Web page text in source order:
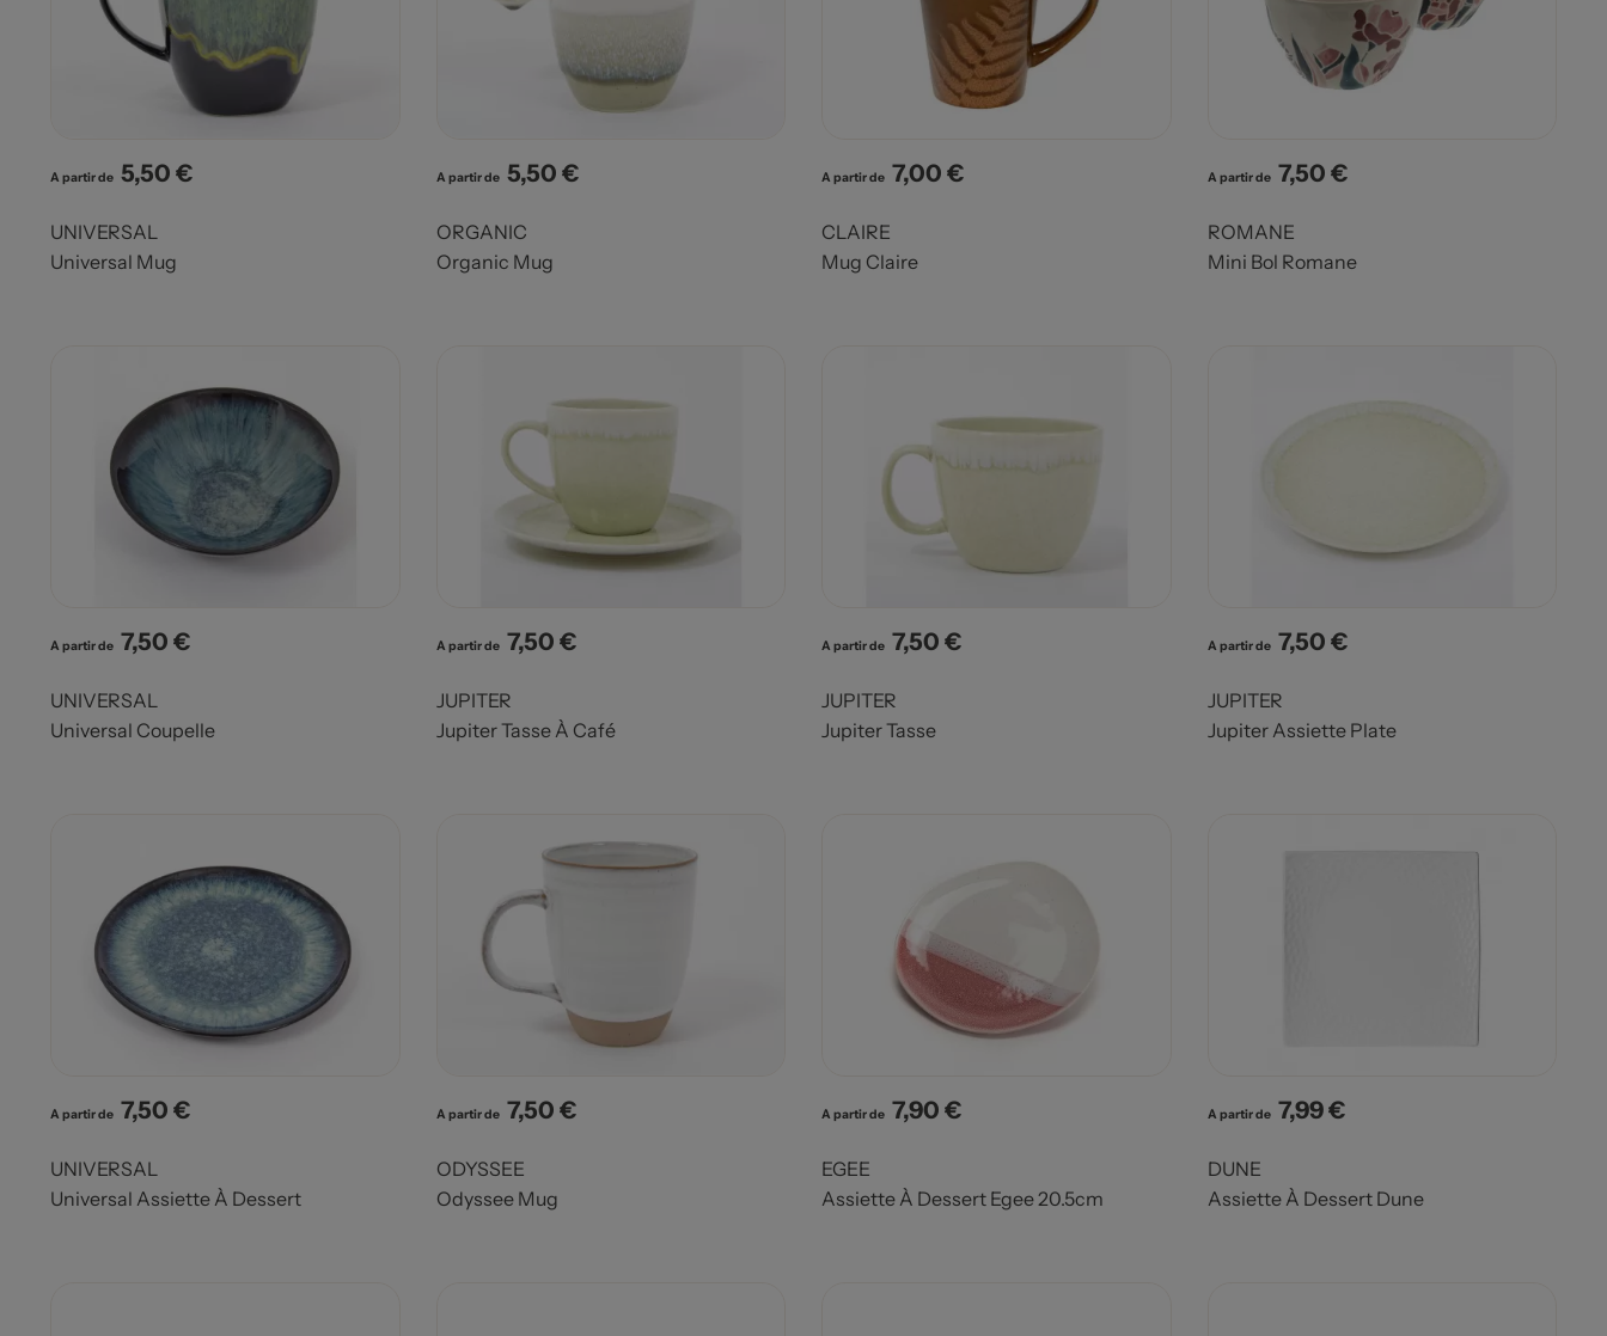
A partir de Prix
5,50 €
UNIVERSAL
Universal Mug
A partir de Prix
5,50 €
ORGANIC
Organic Mug
A partir de Prix
7,00 €
CLAIRE
Mug Claire
A partir de Prix
7,50 €
ROMANE
Mini Bol Romane
A partir de Prix
7,50 €
UNIVERSAL
Universal Coupelle
A partir de Prix
7,50 €
JUPITER
Jupiter Tasse À Café
A partir de Prix
7,50 €
JUPITER
Jupiter Tasse
A partir de Prix
7,50 €
JUPITER
Jupiter Assiette Plate
A partir de Prix
7,50 €
UNIVERSAL
Universal Assiette À Dessert
A partir de Prix
7,50 €
ODYSSEE
Odyssee Mug
A partir de Prix
7,90 €
EGEE
Assiette À Dessert Egee 20.5cm
A partir de Prix
7,99 €
DUNE
Assiette À Dessert Dune